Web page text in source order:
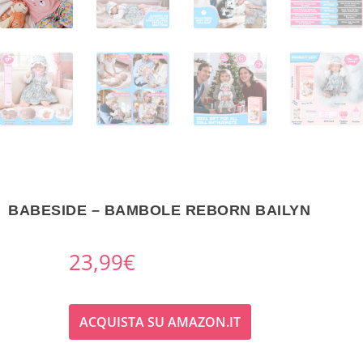
BABESIDE – BAMBOLE REBORN BAILYN
23,99€
ACQUISTA SU AMAZON.IT